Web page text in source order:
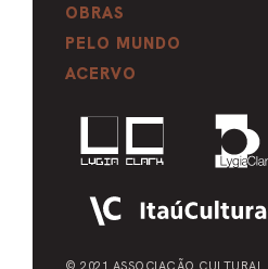
OBRAS
PELO MUNDO
ACERVO
© 2021 ASSOCIAÇÃO CULTURAL